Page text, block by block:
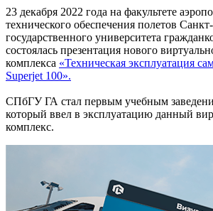
23 декабря 2022 года на факультете
технического обеспечения полетов
государственного университета
состоялась презентация нового
комплекса «Техническая эксплуатация
Superjet 100».
СПбГУ ГА стал первым учебным
который ввел в эксплуатацию данный
комплекс.